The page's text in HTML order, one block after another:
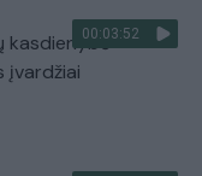
00:03:52
kasdienybė –
įvardžiai